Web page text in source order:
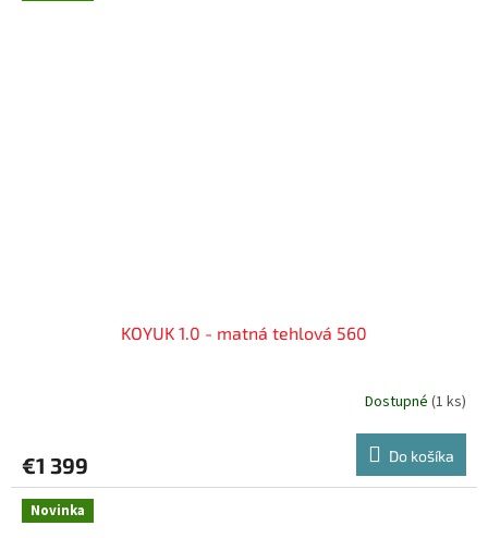
KOYUK 1.0 - matná tehlová 560
Dostupné (1 ks)
€1 399 Do košíka
Novinka